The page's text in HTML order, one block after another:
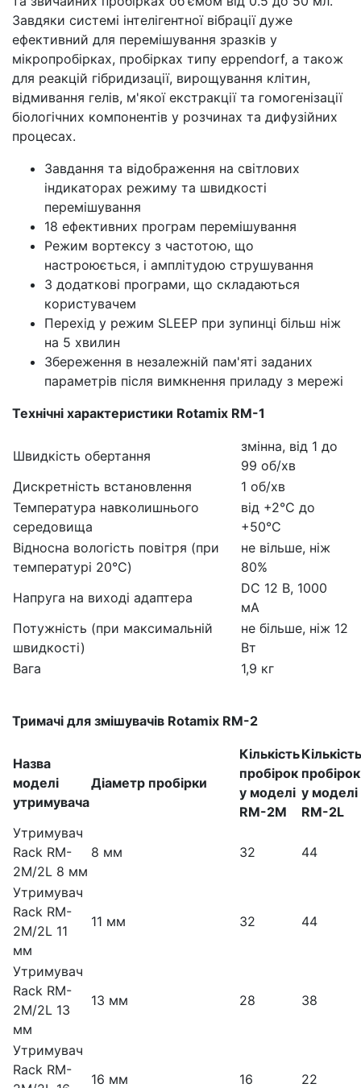
Завдяки системі інтелігентної вібрації дуже
ефективний для перемішування зразків у
мікропробірках, пробірках типу eppendorf, а також
для реакцій гібридизації, вирощування клітин,
відмивання гелів, м'якої екстракції та гомогенізації
біологічних компонентів у розчинах та дифузійних
процесах.
Завдання та відображення на світлових
індикаторах режиму та швидкості
перемішування
18 ефективних програм перемішування
Режим вортексу з частотою, що
настроюється, і амплітудою струшування
3 додаткові програми, що складаються
користувачем
Перехід у режим SLEEP при зупинці більш ніж
на 5 хвилин
Збереження в незалежній пам'яті заданих
параметрів після вимкнення приладу з мережі
Технічні характеристики Rotamix RM-1
Швидкість обертання
змінна, від 1 до
99 об/хв
Дискретність встановлення
1 об/хв
Температура навколишнього
середовища
від +2°C до
+50°C
Відносна вологість повітря (при
температурі 20°C)
не вільше, ніж
80%
Напруга на виході адаптера
DC 12 В, 1000
мА
Потужність (при максимальній
швидкості)
не більше, ніж 12
Вт
Вага
1,9 кг
Тримачі для змішувачів Rotamix RM-2
Назва
моделі
утримувача
Діаметр пробірки
Кількість
пробірок
у моделі
RM-2M
Кількість
пробірок
у моделі
RM-2L
Утримувач
Rack RM-
2M/2L 8 мм
8 мм 32 44
Утримувач
Rack RM-
2M/2L 11
мм
11 мм 32 44
Утримувач
Rack RM-
2M/2L 13
мм
13 мм 28 38
Утримувач
Rack RM-
16 мм 16 22